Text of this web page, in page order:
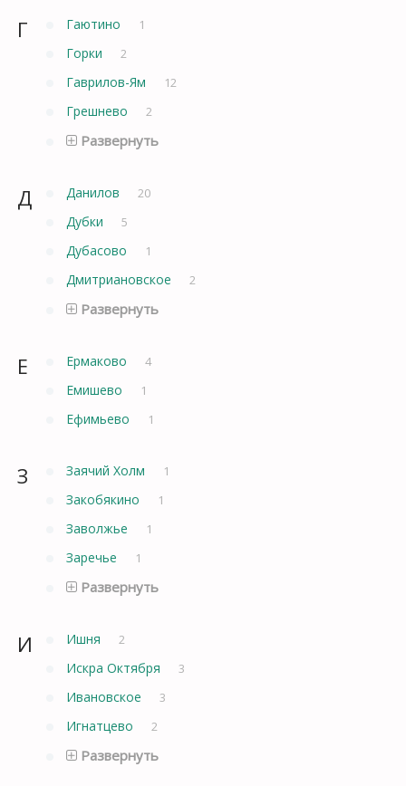
Г Гаютино 1
Горки 2
Гаврилов-Ям 12
Грешнево 2
Развернуть
Д Данилов 20
Дубки 5
Дубасово 1
Дмитриановское 2
Развернуть
Е Ермаково 4
Емишево 1
Ефимьево 1
З Заячий Холм 1
Закобякино 1
Заволжье 1
Заречье 1
Развернуть
И Ишня 2
Искра Октября 3
Ивановское 3
Игнатцево 2
Развернуть